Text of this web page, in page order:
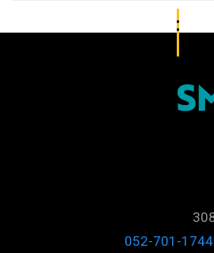
052-701-1744